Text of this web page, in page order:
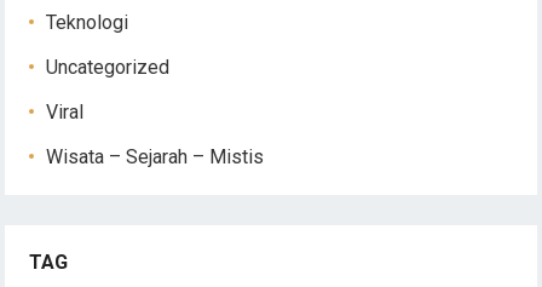
Teknologi
Uncategorized
Viral
Wisata – Sejarah – Mistis
TAG